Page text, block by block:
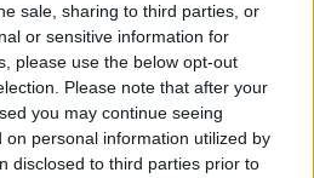
sale, sharing to third parties, or
or sensitive information for
please use the below opt-out
Please note that after your
you may continue seeing
on personal information utilized by
disclosed to third parties prior to
Podcast